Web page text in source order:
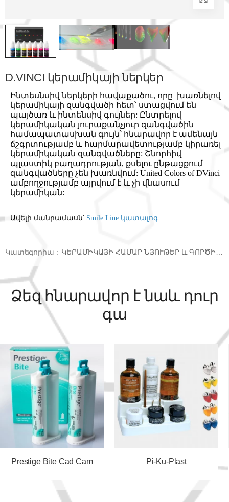
D.VINCI կերամիկայի ներկեր
Ինտեսնսիվ ներկերի հավաքածու, որը խառնելով
կերամիկայի զանգվածի հետ՝ ստացվում են
պայծառ և ինտենսիվ գույներ: Ընտրելով
կերամիկական յուրաքանչյուր զանգվածին
համապատասխան գույն՝ հնարավոր է ամենայն
ճշգրտությամբ և հարմարավետությամբ կիրառել
կերամիկական զանգվածները: Շնորհիվ
պլաստիկ բաղադրության, քսելու ընթացքում
զանգվածները չեն խառնվում: United Colors of DVinci
ամբողջությամբ այրվում է և չի վնասում
կերամիկան:
Ավելի մանրամասն՝ Smile Line կատալոգ
Կատեգորիա : ԿԵՐԱՄԻԿԱՅԻ ՀԱՄԱՐ ՆՅՈՒԹԵՐ և ԳՈՐԾԻՔՆԵՐ
Ձեզ հնարավոր է նաև դուր
գա
Prestige Bite Cad Cam Pi-Ku-Plast